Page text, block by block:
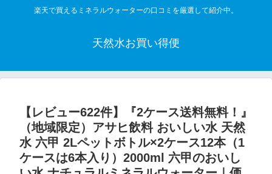
楽天で買えるミネラルウォーターの口コミを厳選して紹介中。
天然水お買い得便
【レビュー622件】『2ケース送料無料！』
（地域限定）アサヒ飲料 おいしい水 天然
水 六甲 2Lペットボトル×2ケース12本（1
ケースは6本入り）2000ml 六甲のおいし